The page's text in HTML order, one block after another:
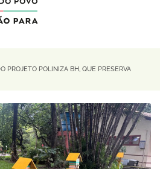
PROJETO POLINIZA BH, QUE PRESERVA